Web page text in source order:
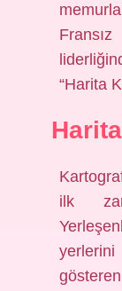
“Harita
ilk